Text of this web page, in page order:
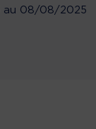
au 08/08/2025